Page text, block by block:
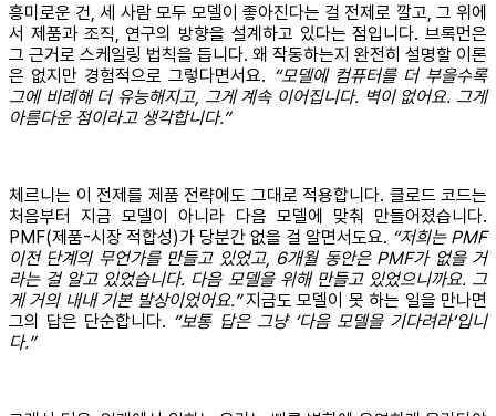
흥미로운 건, 세 사람 모두 모델이 좋아진다는 걸 전제로 깔고, 그 위에
서 제품과 조직, 연구의 방향을 설계하고 있다는 점입니다. 브록먼은
그 근거로 스케일링 법칙을 듭니다. 왜 작동하는지 완전히 설명할 이론
은 없지만 경험적으로 그렇다면서요. “모델에 컴퓨터를 더 부을수록
그에 비례해 더 유능해지고, 그게 계속 이어집니다. 벽이 없어요. 그게
아름다운 점이라고 생각합니다.”
체르니는 이 전제를 제품 전략에도 그대로 적용합니다. 클로드 코드는
처음부터 지금 모델이 아니라 다음 모델에 맞춰 만들어졌습니다.
PMF(제품-시장 적합성)가 당분간 없을 걸 알면서도요. “저희는 PMF
이전 단계의 무언가를 만들고 있었고, 6개월 동안은 PMF가 없을 거
라는 걸 알고 있었습니다. 다음 모델을 위해 만들고 있었으니까요. 그
게 거의 내내 기본 발상이었어요.”지금도 모델이 못 하는 일을 만나면
그의 답은 단순합니다. “보통 답은 그냥 ‘다음 모델을 기다려라’입니
다.”